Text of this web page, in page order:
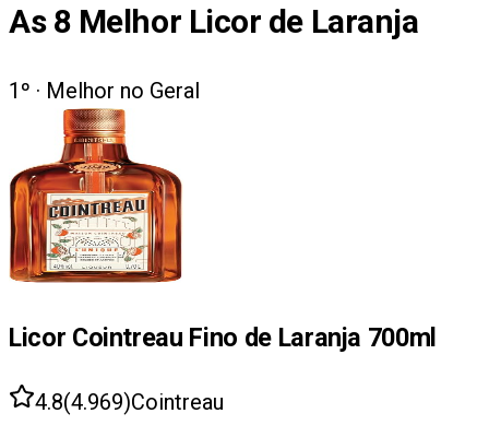
As 8 Melhor Licor de Laranja
1 º · Melhor no Geral
Licor Cointreau Fino de Laranja 700ml
4.8(4.969)Cointreau